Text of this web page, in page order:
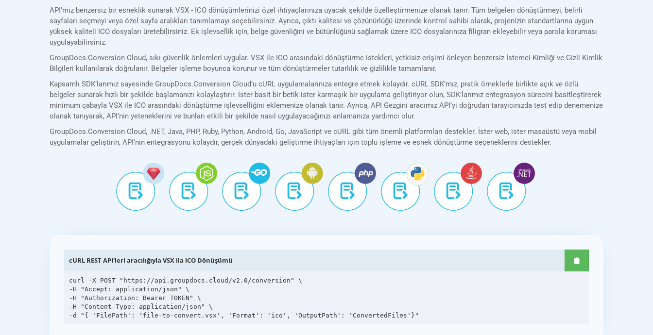
API’miz benzersiz bir esneklik sunarak VSX - ICO dönüşümlerinizi özel ihtiyaçlarınıza uyacak şekilde özelleştirmenize olanak tanır. Tüm belgeleri dönüştürmeyi, belirli
sayfaları seçmeyi veya özel sayfa aralıkları tanımlamayı seçebilirsiniz. Ayrıca, çıktı kalitesi ve çözünürlüğü üzerinde kontrol sahibi olarak, projenizin standartlarına uygun
yüksek kaliteli ICO dosyaları üretebilirsiniz. Ek işlevsellik için, belge güvenliğini ve bütünlüğünü sağlamak üzere ICO dosyalarınıza filigran ekleyebilir veya parola koruması
uygulayabilirsiniz.
GroupDocs.Conversion Cloud, sıkı güvenlik önlemleri uygular. VSX ile ICO arasındaki dönüştürme istekleri, yetkisiz erişimi önleyen benzersiz İstemci Kimliği ve Gizli Kimlik
Bilgileri kullanılarak doğrulanır. Belgeler işleme boyunca korunur ve tüm dönüştürmeler tutarlılık ve gizlilikle tamamlanır.
Kapsamlı SDK’larımız sayesinde GroupDocs.Conversion Cloud’u cURL uygulamalarınıza entegre etmek kolaydır. cURL SDK’mız, pratik örneklerle birlikte açık ve özlü
belgeler sunarak hızlı bir şekilde başlamanızı kolaylaştırır. İster basit bir betik ister karmaşık bir uygulama geliştiriyor olun, SDK’larımız entegrasyon sürecini basitleştirerek
minimum çabayla VSX ile ICO arasındaki dönüştürme işlevselliğini eklemenize olanak tanır. Ayrıca, API Gezgini aracımız API’yi doğrudan tarayıcınızda test edip denemenize
olanak tanıyarak, API’nin yeteneklerini ve bunları etkili bir şekilde nasıl uygulayacağınızı anlamanıza yardımcı olur.
GroupDocs.Conversion Cloud, .NET, Java, PHP, Ruby, Python, Android, Go, JavaScript ve cURL gibi tüm önemli platformları destekler. İster web, ister masaüstü veya mobil
uygulamalar geliştirin, API’nin entegrasyonu kolaydır, gerçek dünyadaki geliştirme ihtiyaçları için toplu işleme ve esnek dönüştürme seçeneklerini destekler.
cURL REST API'leri aracılığıyla VSX ila ICO Dönüşümü
curl -X POST "https://api.groupdocs.cloud/v2.0/conversion" \
-H "Accept: application/json" \
-H "Authorization: Bearer TOKEN" \
-H "Content-Type: application/json" \